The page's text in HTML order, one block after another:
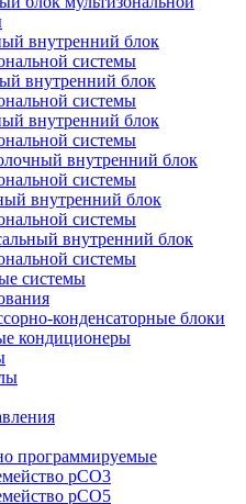
внутренний блок
системы
внутренний блок
системы
внутренний блок
системы
внутренний блок
системы
внутренний блок
системы
внутренний блок
системы
системы
конденсаторные блоки
кондиционеры
программируемые
pCO3
pCO5